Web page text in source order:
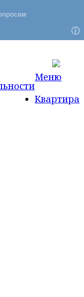
Меню
Квартира